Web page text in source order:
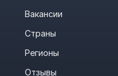
Вакансии
Страны
Регионы
Отзывы